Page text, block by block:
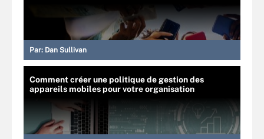
Par: Dan Sullivan
Comment créer une politique de gestion des
appareils mobiles pour votre organisation